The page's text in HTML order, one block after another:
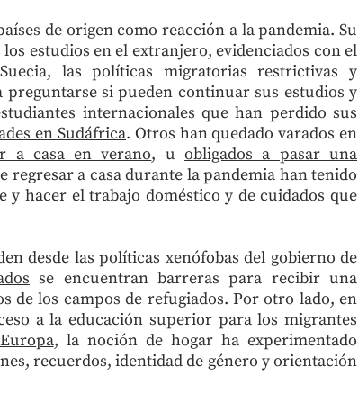
de origen como reacción a la pandemia. Su
estudios en el extranjero, evidenciados con el
las políticas migratorias restrictivas y
preguntarse si pueden continuar sus estudios y
internacionales que han perdido sus
en Sudáfrica. Otros han quedado varados en
a casa en verano, uobligados a pasar una
regresar a casa durante la pandemia han tenido
y hacer el trabajo doméstico y de cuidados que
desde las políticas xenófobas del gobierno de
se encuentran barreras para recibir una
de los campos de refugiados. Por otro lado, en
a la educación superiorpara los migrantes
, la noción de hogar ha experimentado
recuerdos, identidad de género y orientación